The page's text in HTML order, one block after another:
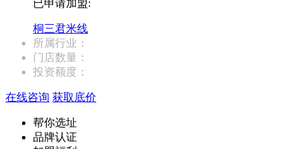
已申请加盟:
桐三君米线
所属行业：
门店数量：
投资额度：
在线咨询 获取底价
帮你选址
品牌认证